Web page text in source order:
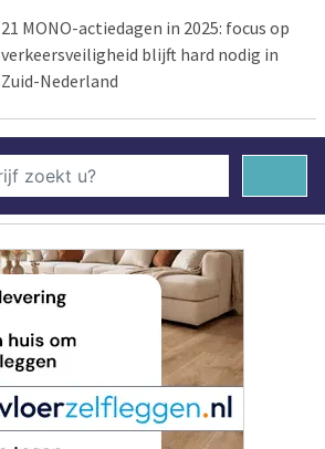
21 MONO-actiedagen in 2025: focus op
verkeersveiligheid blijft hard nodig in
Zuid-Nederland